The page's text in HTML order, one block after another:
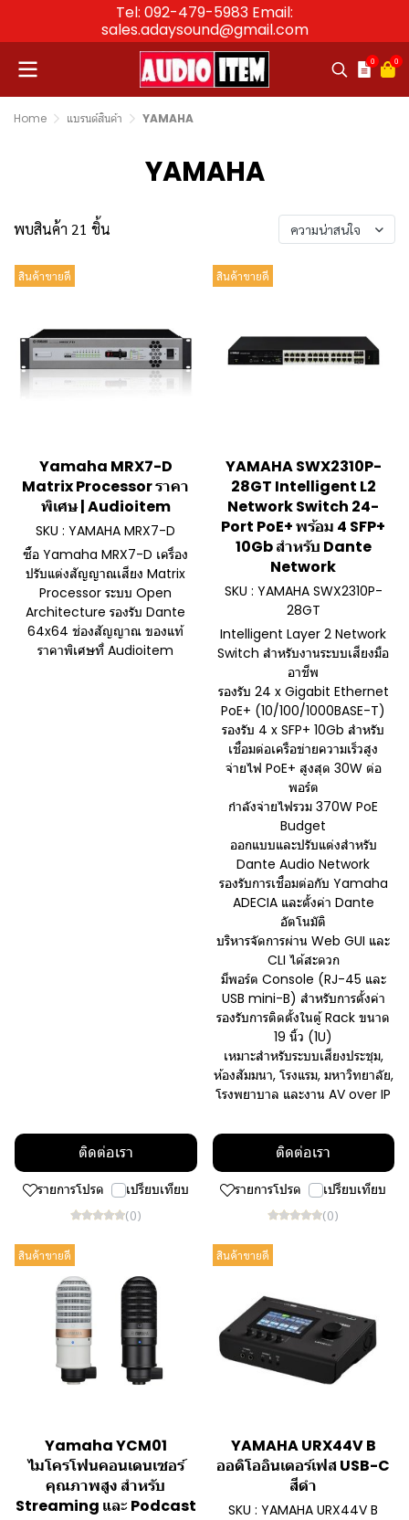
Tel: 092-479-5983 Email:
sales.adaysound@gmail.com
0 0
Home แบรนด์สินค้า YAMAHA
YAMAHA
พบสินค้า 21 ชิ้น ความน่าสนใจ
สินค้าขายดี
Yamaha MRX7-D
Matrix Processor ราคา
พิเศษ | Audioitem
SKU : YAMAHA MRX7-D
ซื้อ Yamaha MRX7-D เครื่อง
ปรับแต่งสัญญาณเสียง Matrix
Processor ระบบ Open
Architecture รองรับ Dante
64x64 ช่องสัญญาณ ของแท้
ราคาพิเศษที่ Audioitem
ติดต่อเรา
รายการโปรด เปรียบเทียบ
(0)
สินค้าขายดี
YAMAHA SWX2310P-
28GT Intelligent L2
Network Switch 24-
Port PoE+ พร้อม 4 SFP+
10Gb สำหรับ Dante
Network
SKU : YAMAHA SWX2310P-
28GT
Intelligent Layer 2 Network
Switch สำหรับงานระบบเสียงมือ
อาชีพ
รองรับ 24 x Gigabit Ethernet
PoE+ (10/100/1000BASE-T)
รองรับ 4 x SFP+ 10Gb สำหรับ
เชื่อมต่อเครือข่ายความเร็วสูง
จ่ายไฟ PoE+ สูงสุด 30W ต่อ
พอร์ต
กำลังจ่ายไฟรวม 370W PoE
Budget
ออกแบบและปรับแต่งสำหรับ
Dante Audio Network
รองรับการเชื่อมต่อกับ Yamaha
ADECIA และตั้งค่า Dante
อัตโนมัติ
บริหารจัดการผ่าน Web GUI และ
CLI ได้สะดวก
มีพอร์ต Console (RJ-45 และ
USB mini-B) สำหรับการตั้งค่า
รองรับการติดตั้งในตู้ Rack ขนาด
19 นิ้ว (1U)
เหมาะสำหรับระบบเสียงประชุม,
ห้องสัมมนา, โรงแรม, มหาวิทยาลัย,
โรงพยาบาล และงาน AV over IP
ติดต่อเรา
รายการโปรด เปรียบเทียบ
(0)
สินค้าขายดี
Yamaha YCM01
ไมโครโฟนคอนเดนเซอร์
คุณภาพสูง สำหรับ
Streaming และ Podcast
สินค้าขายดี
YAMAHA URX44V B
ออดิโออินเตอร์เฟส USB-C
สีดำ
SKU : YAMAHA URX44V B